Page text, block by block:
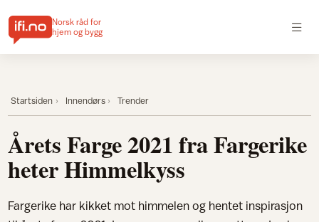
Norsk råd for
hjem og bygg
Startsiden Innendørs Trender
Årets Farge 2021 fra Fargerike
heter Himmelkyss
Fargerike har kikket mot himmelen og hentet inspirasjon